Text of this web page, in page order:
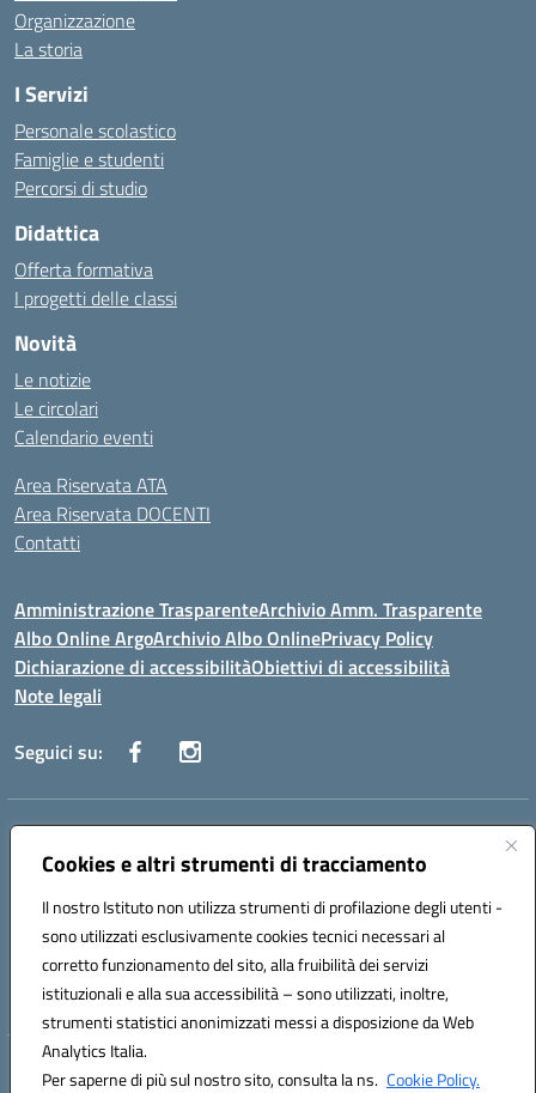
Cookies e altri strumenti di tracciamento
Il nostro Istituto non utilizza strumenti di profilazione degli utenti -
sono utilizzati esclusivamente cookies tecnici necessari al
corretto funzionamento del sito, alla fruibilità dei servizi
istituzionali e alla sua accessibilità – sono utilizzati, inoltre,
strumenti statistici anonimizzati messi a disposizione da Web
Analytics Italia.
Per saperne di più sul nostro sito, consulta la ns. Cookie Policy.
Organizzazione
La storia
I Servizi
Personale scolastico
Famiglie e studenti
Percorsi di studio
Didattica
Offerta formativa
I progetti delle classi
Novità
Le notizie
Le circolari
Calendario eventi
Area Riservata ATA
Area Riservata DOCENTI
Contatti
Amministrazione TrasparenteArchivio Amm. Trasparente
Albo Online ArgoArchivio Albo OnlinePrivacy Policy
Dichiarazione di accessibilitàObiettivi di accessibilità
Note legali
Seguici su:
Indirizzo:
Centralino:0823 742191 Email:CEIC8BC00Q@istruzione.it
Codice fiscale: 93117040613
Codice meccanografico:
CEIC8BC00Q
Codice Indice delle Pubbliche Amministrazioni (IPA): icpgd
Hosting & Powered by 3D Solution S.r.l.